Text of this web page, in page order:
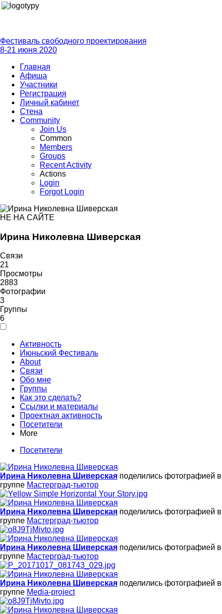
Фестиваль свободного проектирования
8-21 июня 2020
Главная
Афиша
Участники
Регистрация
Личный кабинет
Стена
Community
Join Us
Common
Members
Groups
Recent Activity
Actions
Login
Forgot Login
НЕ НА САЙТЕ
Ирина Николевна Шиверская
Связи
21
Просмотры
2883
Фотографии
3
Группы
6
Активность
Июньский Фестиваль
About
Связи
Обо мне
Группы
Как это сделать?
Ссылки и материалы
Проектная активность
Посетители
More
Посетители
Ирина Николевна Шиверская поделились фотографией в
группе Мастерград-тьютор
Ирина Николевна Шиверская поделились фотографией в
группе Мастерград-тьютор
Ирина Николевна Шиверская поделились фотографией в
группе Мастерград-тьютор
Ирина Николевна Шиверская поделились фотографией в
группе Media-project